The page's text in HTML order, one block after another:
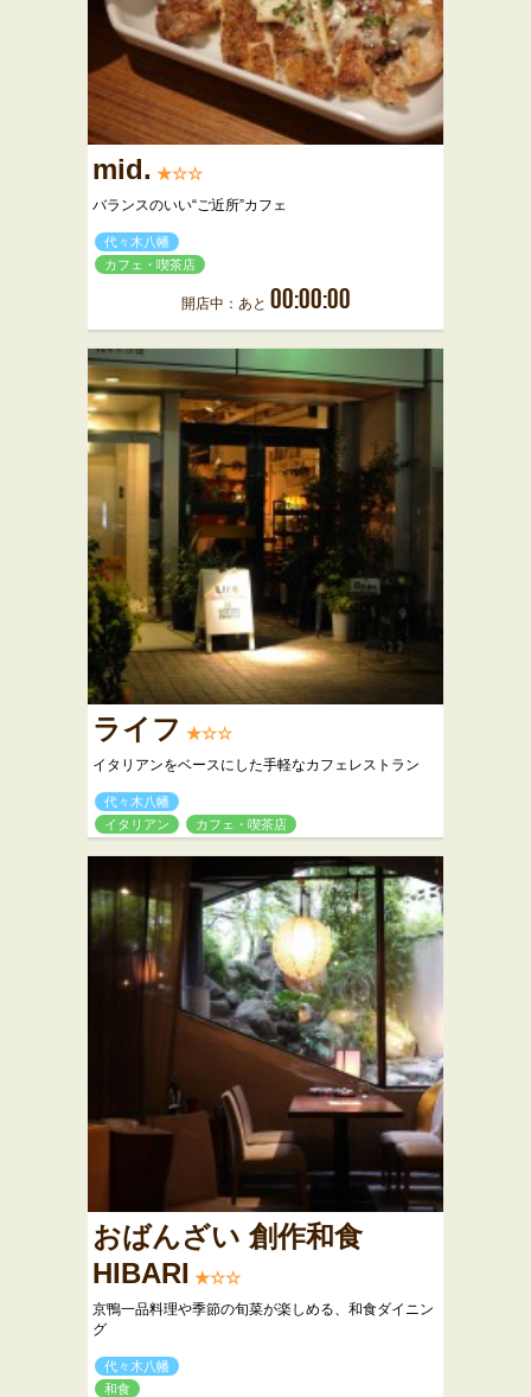
mid. ★☆☆
バランスのいい“ご近所”カフェ
代々木八幡
カフェ・喫茶店
開店中：あと 00:00:00
ライフ ★☆☆
イタリアンをベースにした手軽なカフェレストラン
代々木八幡
イタリアン
カフェ・喫茶店
おばんざい 創作和食
HIBARI ★☆☆
京鴨一品料理や季節の旬菜が楽しめる、和食ダイニン
グ
代々木八幡
和食